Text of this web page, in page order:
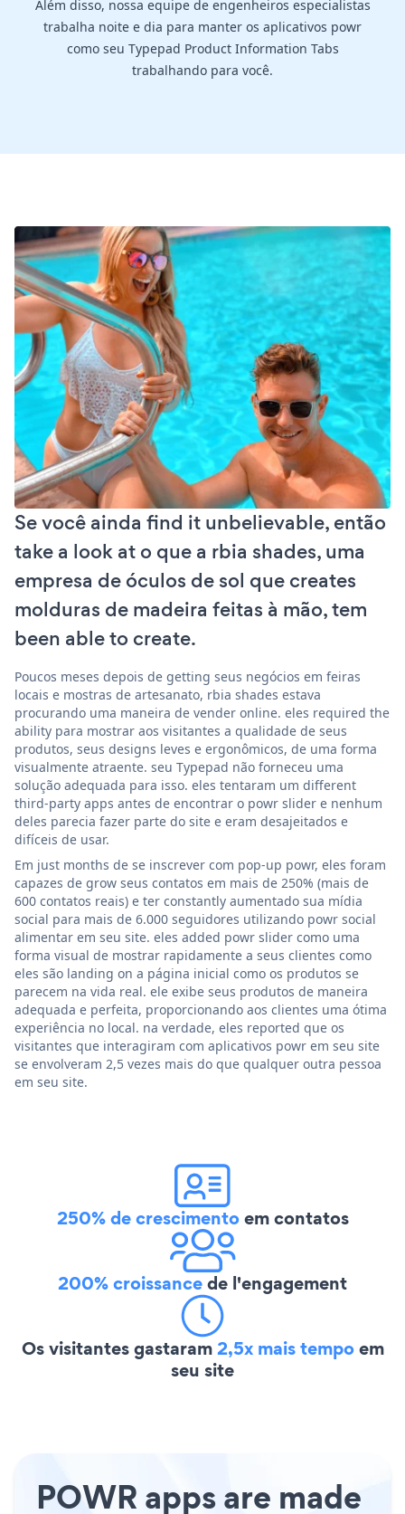
Além disso, nossa equipe de engenheiros especialistas
trabalha noite e dia para manter os aplicativos powr
como seu Typepad Product Information Tabs
trabalhando para você.
Se você ainda find it unbelievable, então
take a look at o que a rbia shades, uma
empresa de óculos de sol que creates
molduras de madeira feitas à mão, tem
been able to create.
Poucos meses depois de getting seus negócios em feiras
locais e mostras de artesanato, rbia shades estava
procurando uma maneira de vender online. eles required the
ability para mostrar aos visitantes a qualidade de seus
produtos, seus designs leves e ergonômicos, de uma forma
visualmente atraente. seu Typepad não forneceu uma
solução adequada para isso. eles tentaram um different
third-party apps antes de encontrar o powr slider e nenhum
deles parecia fazer parte do site e eram desajeitados e
difíceis de usar.
Em just months de se inscrever com pop-up powr, eles foram
capazes de grow seus contatos em mais de 250% (mais de
600 contatos reais) e ter constantly aumentado sua mídia
social para mais de 6.000 seguidores utilizando powr social
alimentar em seu site. eles added powr slider como uma
forma visual de mostrar rapidamente a seus clientes como
eles são landing on a página inicial como os produtos se
parecem na vida real. ele exibe seus produtos de maneira
adequada e perfeita, proporcionando aos clientes uma ótima
experiência no local. na verdade, eles reported que os
visitantes que interagiram com aplicativos powr em seu site
se envolveram 2,5 vezes mais do que qualquer outra pessoa
em seu site.
250% de crescimentoem contatos
200% croissancede l'engagement
Os visitantes gastaram2,5x mais tempoem
seu site
POWR apps are made